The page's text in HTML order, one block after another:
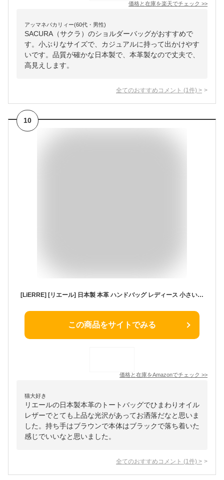
価格と在庫を楽天でチェック >>
アッマネバカリィー(60代・男性)
SACURA（サクラ）のショルダーバッグがおすすめで
す。小ぶりなサイズで、カジュアルに持って出かけやす
いです。品質が確かな日本製で、本革製なので丈夫で、
高見えします。
全てのおすすめコメント (1 件) >
10
[LiERRE] [リエール] 日本製 本革 ハンドバッグ レディース 小さい 大人 シンプル トートバッグ ひまわりオイルレザー… (ブラック)
この商品をサイトでみる
価格と在庫をAmazonでチェック >>
猫大好き
リエールの日本製本革のトートバッグでひまわりオイル
レザーでとても上品な光沢があってお洒落だなと思いま
した。持ち手はブラウンで本体はブラックで落ち着いた
感じでいいなと思いました。
全てのおすすめコメント (1 件) >